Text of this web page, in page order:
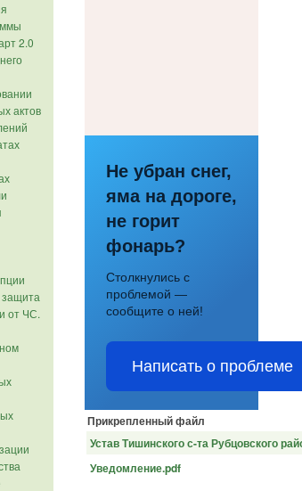
2.0
актов
от ЧС.
Не убран снег,
яма на дороге,
не горит
фонарь?
Столкнулись с
проблемой —
сообщите о ней!
Написать о проблеме
Прикрепленный файл
Устав Тишинского с-та Рубцовского
Уведомление.pdf